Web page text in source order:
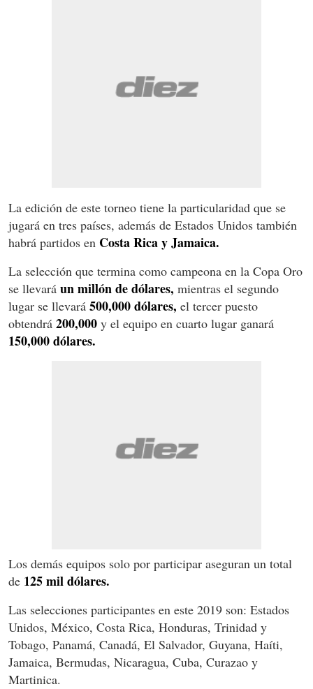
La edición de este torneo tiene la particularidad que se
jugará en tres países, además de Estados Unidos también
habrá partidos en Costa Rica y Jamaica.
La selección que termina como campeona en la Copa Oro
se llevará un millón de dólares, mientras el segundo
lugar se llevará 500,000 dólares, el tercer puesto
obtendrá 200,000 y el equipo en cuarto lugar ganará
150,000 dólares.
Los demás equipos solo por participar aseguran un total
de 125 mil dólares.
Las selecciones participantes en este 2019 son: Estados
Unidos, México, Costa Rica, Honduras, Trinidad y
Tobago, Panamá, Canadá, El Salvador, Guyana, Haíti,
Jamaica, Bermudas, Nicaragua, Cuba, Curazao y
Martinica.